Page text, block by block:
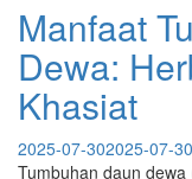
Manfaat
Dewa:
Khasiat
2025-07-302025-07-30
Tumbuhan daun